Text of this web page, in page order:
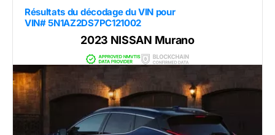
Résultats du décodage du VIN pour
VIN# 5N1AZ2DS7PC121002
2023 NISSAN Murano